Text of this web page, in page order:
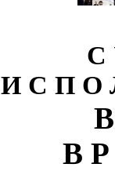
С
И С П О
В